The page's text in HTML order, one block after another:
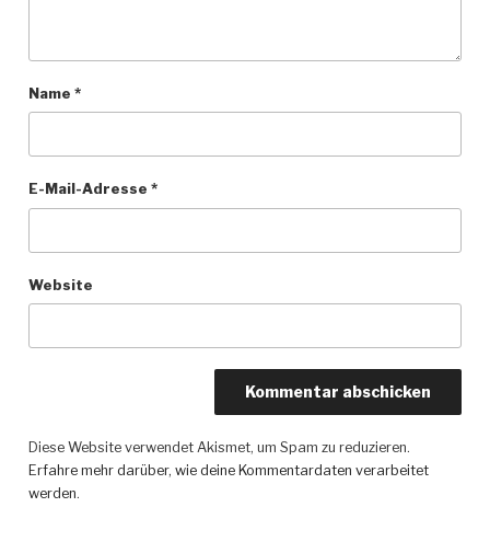
Name *
E-Mail-Adresse *
Website
Diese Website verwendet Akismet, um Spam zu reduzieren.
Erfahre mehr darüber, wie deine Kommentardaten verarbeitet
werden.